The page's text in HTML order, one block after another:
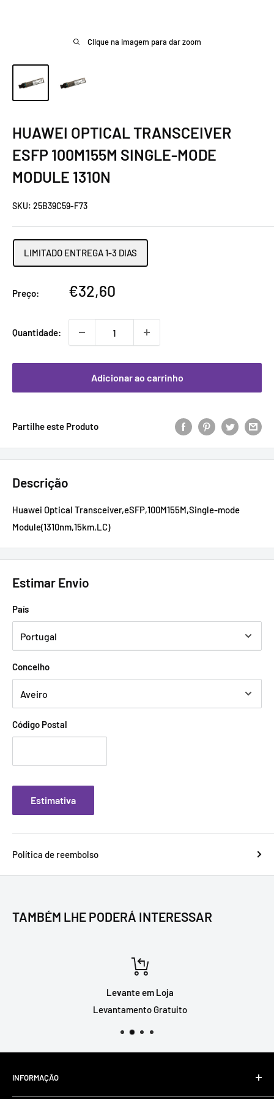
Clique na imagem para dar zoom
HUAWEI OPTICAL TRANSCEIVER
ESFP 100M155M SINGLE-MODE
MODULE 1310N
SKU: 25B39C59-F73
LIMITADO ENTREGA 1-3 DIAS
Preço:
Preço
€32,60
Quantidade:
Adicionar ao carrinho
Partilhe este Produto
Descrição
Huawei Optical Transceiver,eSFP,100M155M,Single-mode
Module(1310nm,15km,LC)
Estimar Envio
País
Concelho
Código Postal
Estimativa
Política de reembolso
TAMBÉM LHE PODERÁ INTERESSAR
Levante em Loja
Levantamento Gratuito
INFORMAÇÃO